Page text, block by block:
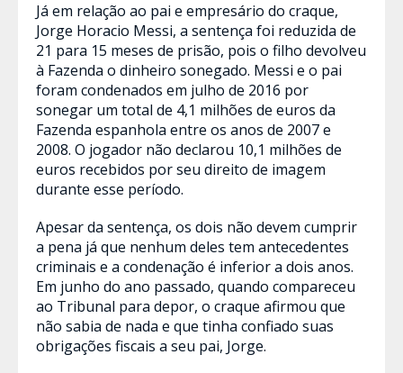
Já em relação ao pai e empresário do craque,
Jorge Horacio Messi, a sentença foi reduzida de
21 para 15 meses de prisão, pois o filho devolveu
à Fazenda o dinheiro sonegado. Messi e o pai
foram condenados em julho de 2016 por
sonegar um total de 4,1 milhões de euros da
Fazenda espanhola entre os anos de 2007 e
2008. O jogador não declarou 10,1 milhões de
euros recebidos por seu direito de imagem
durante esse período.
Apesar da sentença, os dois não devem cumprir
a pena já que nenhum deles tem antecedentes
criminais e a condenação é inferior a dois anos.
Em junho do ano passado, quando compareceu
ao Tribunal para depor, o craque afirmou que
não sabia de nada e que tinha confiado suas
obrigações fiscais a seu pai, Jorge.